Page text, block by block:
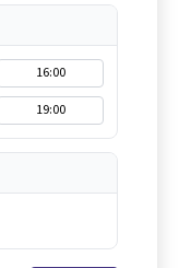
16:00
19:00